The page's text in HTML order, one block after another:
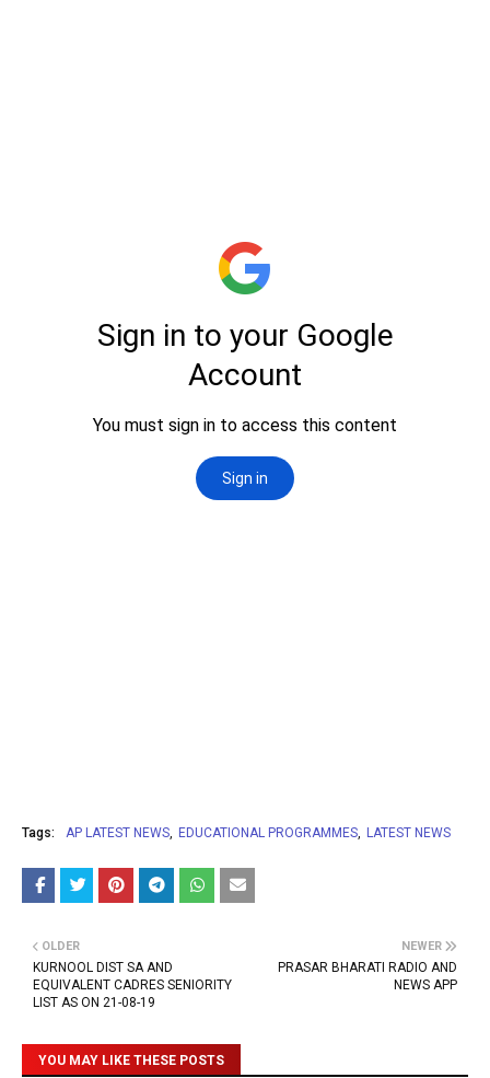
Tags: AP LATEST NEWS EDUCATIONAL PROGRAMMES LATEST NEWS
NEWER
PRASAR BHARATI RADIO AND
NEWS APP
OLDER
KURNOOL DIST SA AND
EQUIVALENT CADRES SENIORITY
LIST AS ON 21-08-19
YOU MAY LIKE THESE POSTS